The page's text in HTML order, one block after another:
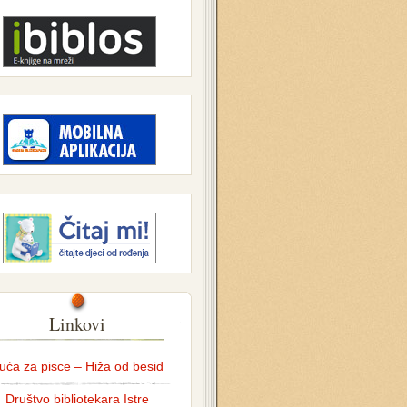
Linkovi
za pisce – Hiža od besid
Društvo bibliotekara Istre